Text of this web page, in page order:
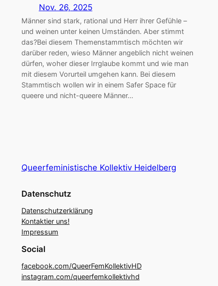
Nov. 26, 2025
Männer sind stark, rational und Herr ihrer Gefühle –
und weinen unter keinen Umständen. Aber stimmt
das?Bei diesem Themenstammtisch möchten wir
darüber reden, wieso Männer angeblich nicht weinen
dürfen, woher dieser Irrglaube kommt und wie man
mit diesem Vorurteil umgehen kann. Bei diesem
Stammtisch wollen wir in einem Safer Space für
queere und nicht-queere Männer…
Queerfeministische Kollektiv Heidelberg
Datenschutz
Datenschutzerklärung
Kontaktier uns!
Impressum
Social
facebook.com/QueerFemKollektivHD
instagram.com/queerfemkollektivhd